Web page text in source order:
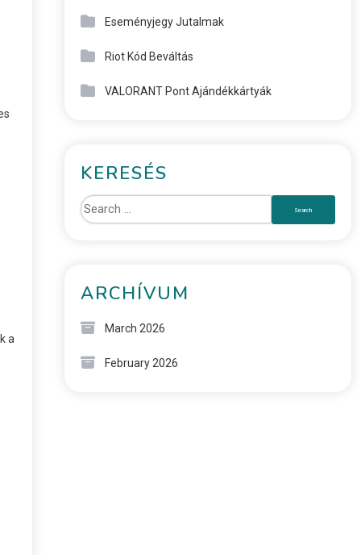
a
Eseményjegy Jutalmak
Riot Kód Beváltás
VALORANT Pont Ajándékkártyák
KERESÉS
ARCHÍVUM
March 2026
February 2026